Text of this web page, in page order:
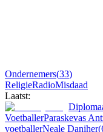
Ondernemers(33)
ReligieRadioMisdaad
Laatst:
VoetballerParaskevas
voetballerNeale Daniher(